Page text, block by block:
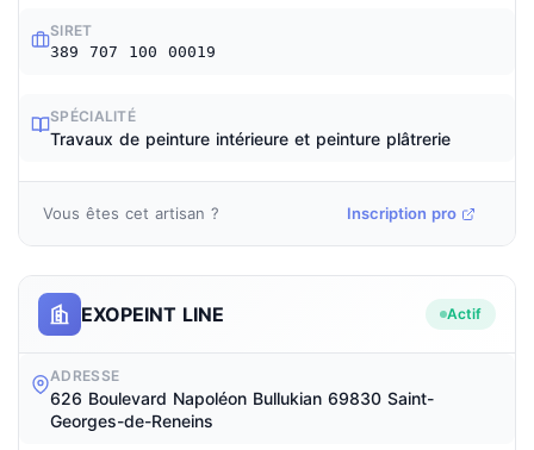
SIRET
389 707 100 00019
SPÉCIALITÉ
Travaux de peinture intérieure et peinture plâtrerie
Vous êtes cet artisan ? Inscription pro
EXOPEINT LINE Actif
ADRESSE
626 Boulevard Napoléon Bullukian 69830 Saint-
Georges-de-Reneins